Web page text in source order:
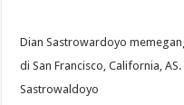
Dian Sastrowardoyo
di San Francisco, California,
Sastrowaldoyo